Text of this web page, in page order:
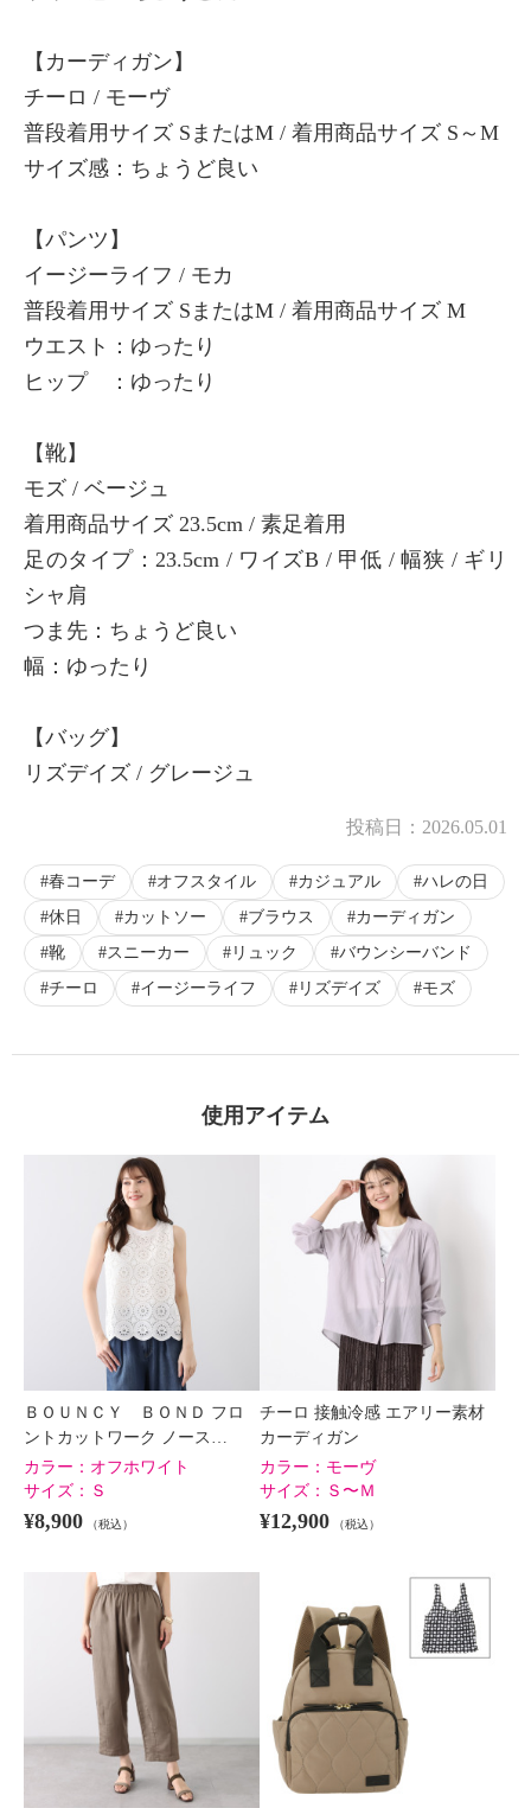
【カーディガン】
チーロ / モーヴ
普段着用サイズ SまたはM / 着用商品サイズ S～M
サイズ感：ちょうど良い
【パンツ】
イージーライフ / モカ
普段着用サイズ SまたはM / 着用商品サイズ M
ウエスト：ゆったり
ヒップ ：ゆったり
【靴】
モズ / ベージュ
着用商品サイズ 23.5cm / 素足着用
足のタイプ：23.5cm / ワイズB / 甲低 / 幅狭 / ギリ
シャ肩
つま先：ちょうど良い
幅：ゆったり
【バッグ】
リズデイズ / グレージュ
投稿日： 2026.05.01
春コーデ オフスタイル カジュアル
ハレの日
休日
カットソー ブラウス
カーディガン
靴
スニーカー リュック
バウンシーバンド
チーロ
イージーライフ リズデイズ モズ
使用アイテム
ＢＯＵＮＣＹ ＢＯＮＤ フロ
ントカットワーク ノース…
カラー： オフホワイト
サイズ： Ｓ
¥8,900 （税込）
チーロ 接触冷感 エアリー素材
カーディガン
カラー： モーヴ
サイズ： Ｓ〜Ｍ
¥12,900 （税込）